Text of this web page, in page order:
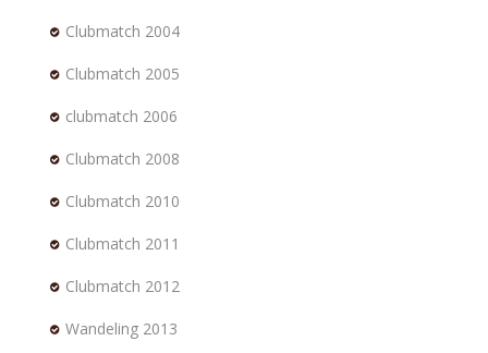
Clubmatch 2004
Clubmatch 2005
clubmatch 2006
Clubmatch 2008
Clubmatch 2010
Clubmatch 2011
Clubmatch 2012
Wandeling 2013